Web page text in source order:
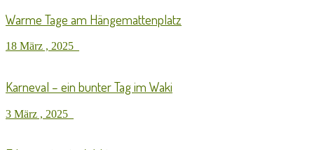
Warme Tage am Hängemattenplatz
18 März , 2025
Karneval – ein bunter Tag im Waki
3 März , 2025